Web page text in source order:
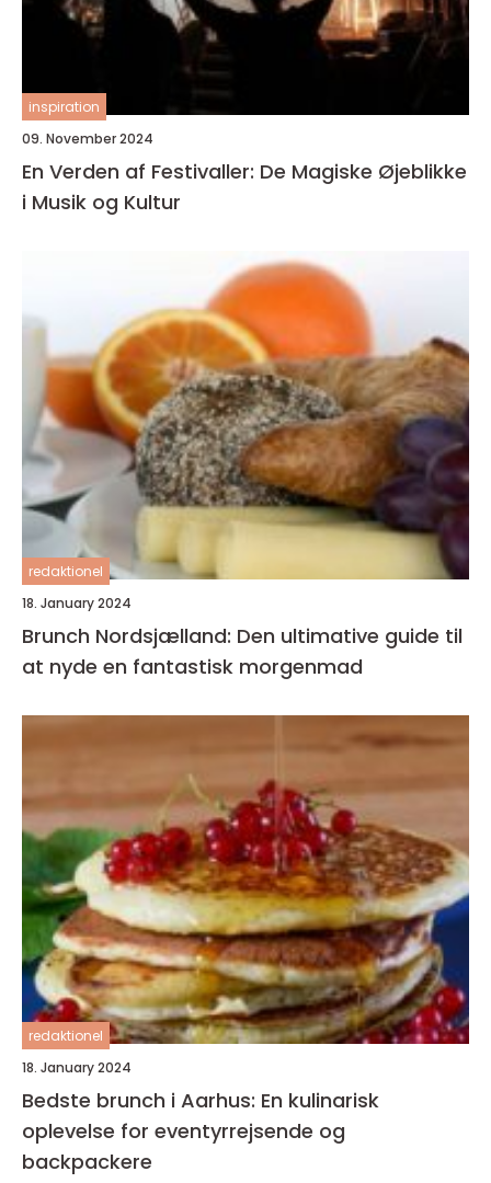
inspiration
09. November 2024
En Verden af Festivaller: De Magiske Øjeblikke
i Musik og Kultur
redaktionel
18. January 2024
Brunch Nordsjælland: Den ultimative guide til
at nyde en fantastisk morgenmad
redaktionel
18. January 2024
Bedste brunch i Aarhus: En kulinarisk
oplevelse for eventyrrejsende og
backpackere